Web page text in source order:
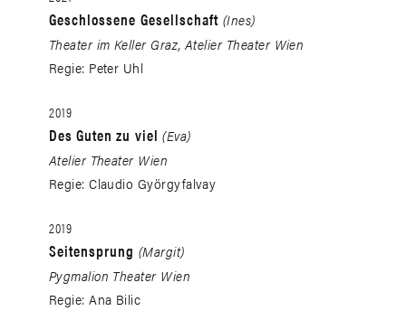
Geschlossene Gesellschaft (Ines)
Theater im Keller Graz, Atelier Theater Wien
Regie: Peter Uhl
2019
Des Guten zu viel (Eva)
Atelier Theater Wien
Regie: Claudio Györgyfalvay
2019
Seitensprung (Margit)
Pygmalion Theater Wien
Regie: Ana Bilic